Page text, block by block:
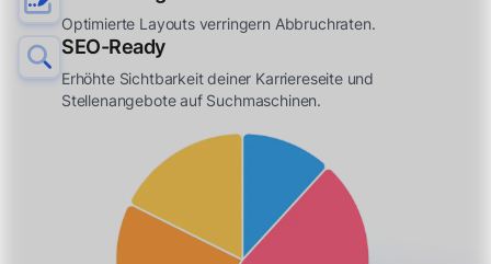
Optimierte Layouts verringern Abbruchraten.
SEO-Ready
Erhöhte Sichtbarkeit deiner Karriereseite und
Stellenangebote auf Suchmaschinen.